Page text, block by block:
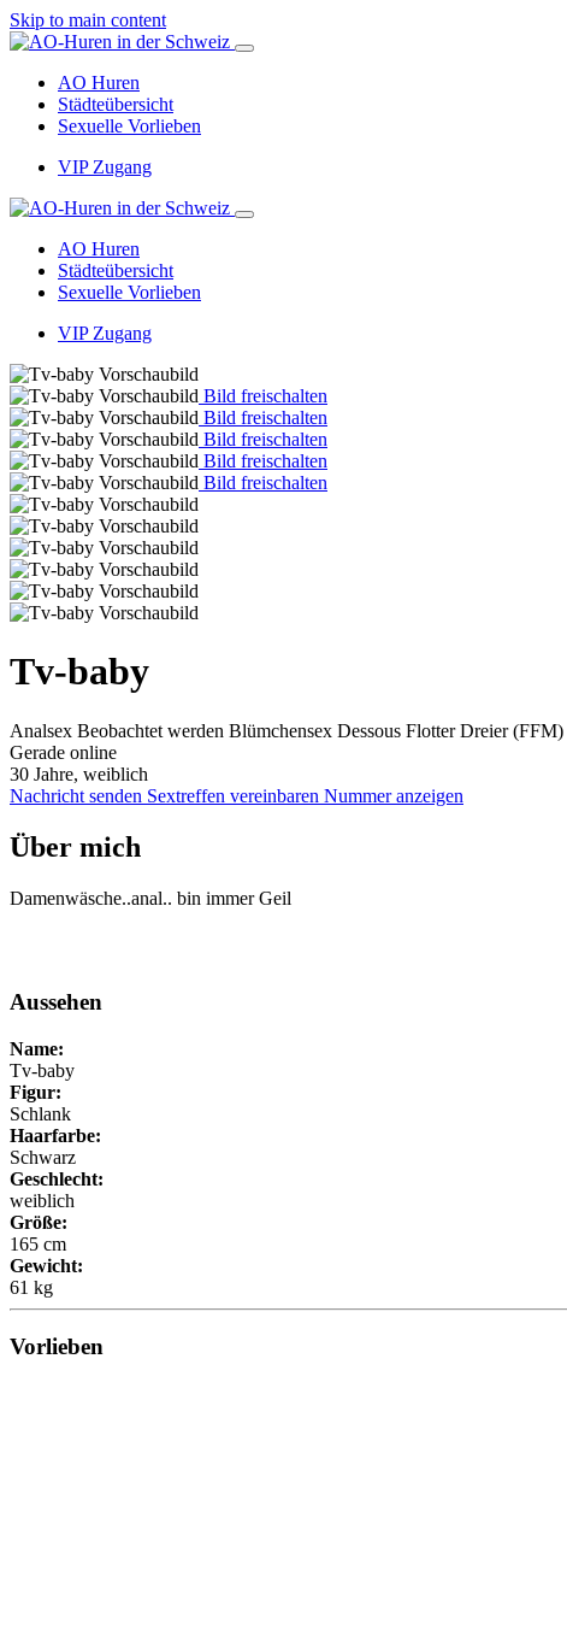
Skip to main content
AO Huren
Städteübersicht
Sexuelle Vorlieben
VIP Zugang
AO Huren
Städteübersicht
Sexuelle Vorlieben
VIP Zugang
Bild freischalten
Bild freischalten
Bild freischalten
Bild freischalten
Bild freischalten
Tv-baby
Analsex Beobachtet werden Blümchensex Dessous Flotter Dreier (FFM)
Gerade online
30 Jahre, weiblich
Nachricht senden Sextreffen vereinbaren Nummer anzeigen
Über mich
Damenwäsche..anal.. bin immer Geil
Aussehen
Name:
Tv-baby
Figur:
Schlank
Haarfarbe:
Schwarz
Geschlecht:
weiblich
Größe:
165 cm
Gewicht:
61 kg
Vorlieben